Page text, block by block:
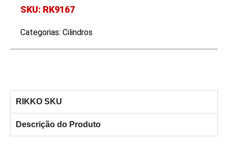
SKU: RK9167
Categorias: Cilindros
RIKKO SKU
Descrição do Produto